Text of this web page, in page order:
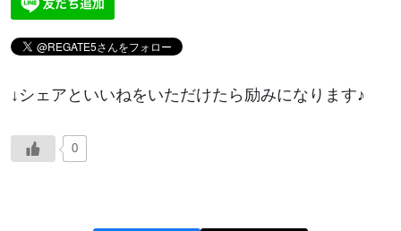
↓シェアといいねをいただけたら励みになります♪
0